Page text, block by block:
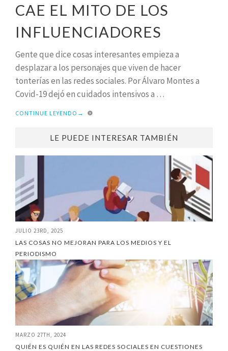
CAE EL MITO DE LOS
INFLUENCIADORES
Gente que dice cosas interesantes empieza a
desplazar a los personajes que viven de hacer
tonterías en las redes sociales. Por Álvaro Montes a
Covid-19 dejó en cuidados intensivos a …
CONTINUE LEYENDO →
LE PUEDE INTERESAR TAMBIÉN
JULIO 23RD, 2025
LAS COSAS NO MEJORAN PARA LOS MEDIOS Y EL
PERIODISMO
MARZO 27TH, 2024
QUIÉN ES QUIÉN EN LAS REDES SOCIALES EN CUESTIONES